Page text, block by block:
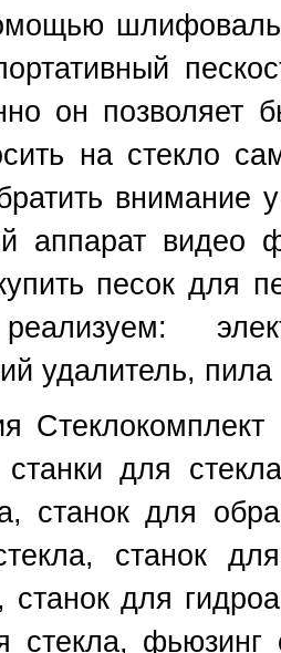
он позволяет
на стекло
аппарат
песок для
удалитель,
для
станок для
станок
станок для
стекла,